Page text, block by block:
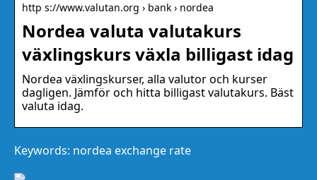
http s://www.valutan.org › bank › nordea
Nordea valuta valutakurs
växlingskurs växla billigast idag
Nordea växlingskurser, alla valutor och kurser
dagligen. Jämför och hitta billigast valutakurs. Bäst
valuta idag.
Keywords: nordea exchange rate